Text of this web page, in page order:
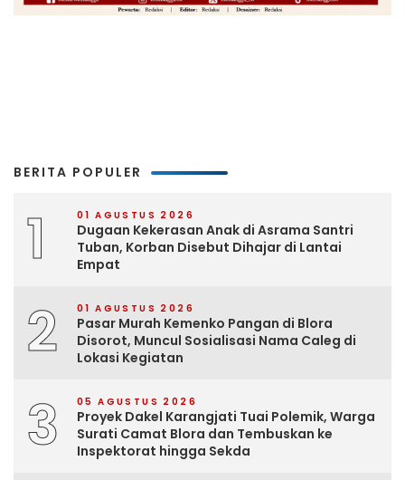
BERITA POPULER
1 01 AGUSTUS 2026
Dugaan Kekerasan Anak di Asrama Santri
Tuban, Korban Disebut Dihajar di Lantai
Empat
2 01 AGUSTUS 2026
Pasar Murah Kemenko Pangan di Blora
Disorot, Muncul Sosialisasi Nama Caleg di
Lokasi Kegiatan
3 05 AGUSTUS 2026
Proyek Dakel Karangjati Tuai Polemik, Warga
Surati Camat Blora dan Tembuskan ke
Inspektorat hingga Sekda